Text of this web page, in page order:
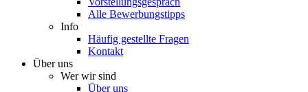
Alle Bewerbungstipps
Info
Häufig gestellte Fragen
Kontakt
Über uns
Wer wir sind
Über uns